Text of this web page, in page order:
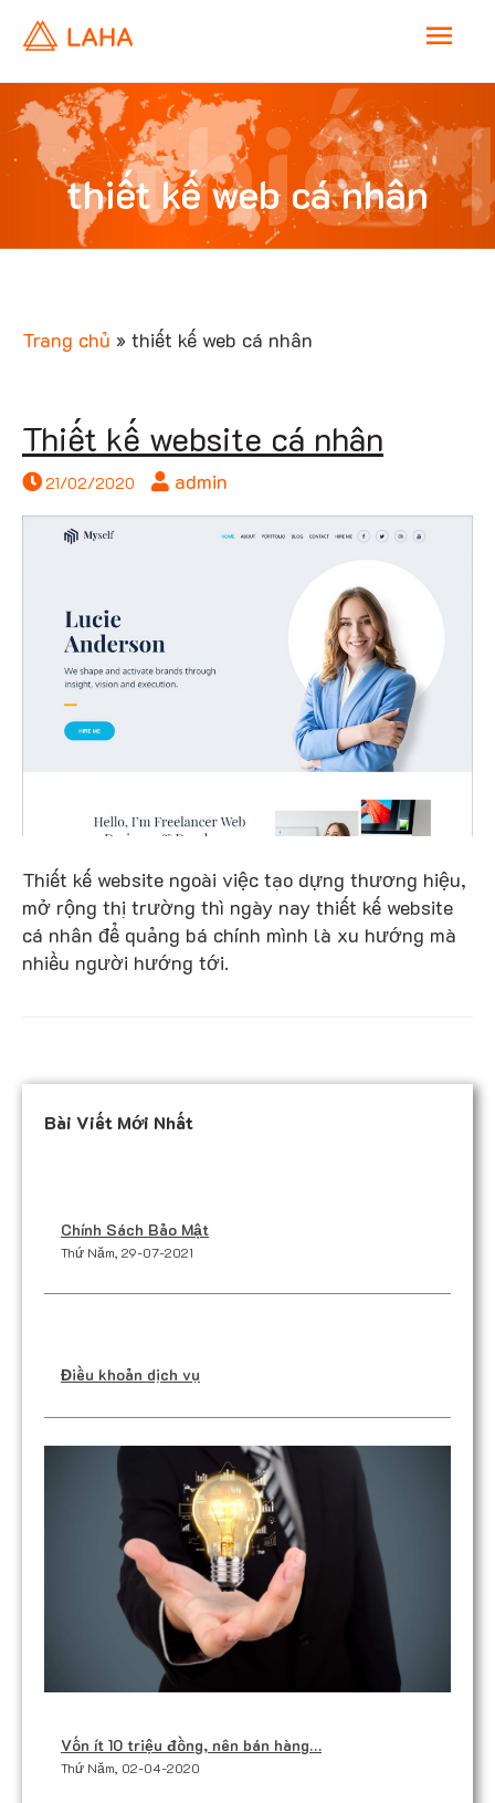
M
a
i
n
thiết
web
thiết kế web cá nhân
Trang chủ » thiết kế web cá nhân
Thiết kế website cá nhân
21/02/2020 admin
Thiết kế website ngoài việc tạo dựng thương hiệu,
mở rộng thị trường thì ngày nay thiết kế website
cá nhân để quảng bá chính mình là xu hướng mà
nhiều người hướng tới.
Bài Viết Mới Nhất
Chính Sách Bảo Mật
Thứ Năm, 29-07-2021
Điều khoản dịch vụ
Vốn ít 10 triệu đồng, nên bán hàng…
Thứ Năm, 02-04-2020